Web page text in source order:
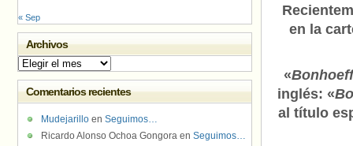
en la
«
inglés: «
al título
« Sep
Archivos
Archivos
Comentarios recientes
Mudejarillo en Seguimos…
Ricardo Alonso Ochoa Gongora en Seguimos…